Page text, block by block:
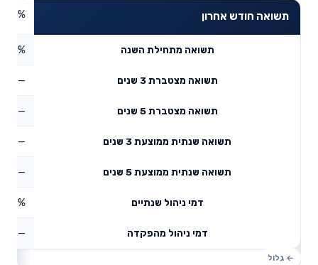
תשואה חודש אחרון
תשואה מתחילת השנה 1.3%
תשואה מצטברת 3 שנים —
תשואה מצטברת 5 שנים —
תשואה שנתית ממוצעת 3 שנים —
תשואה שנתית ממוצעת 5 שנים —
דמי ניהול שנתיים 0.5%
דמי ניהול מהפקדה —